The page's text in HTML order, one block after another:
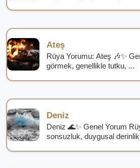
Ateş
Rüya Yorumu: Ateş 🎶✨
görmek, genellikle tutku, ...
Deniz
Deniz 🌊✨ Genel Yorum
sonsuzluk, duygusal